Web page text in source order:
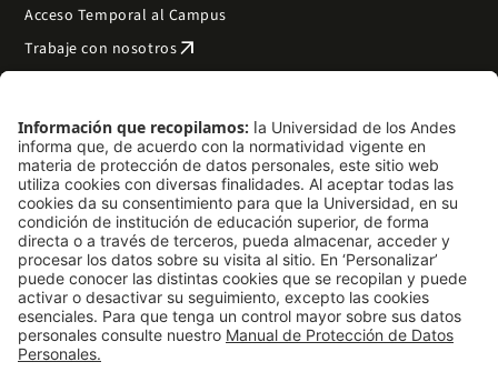
Acceso Temporal al Campus
Trabaje con nosotrosarrow_outward
Preguntas frecuentes
Filantropía y donacionesarrow_outward
Mapa del sitio arrow_outward
Síguenos
LinkedIn
Instagram
Facebook